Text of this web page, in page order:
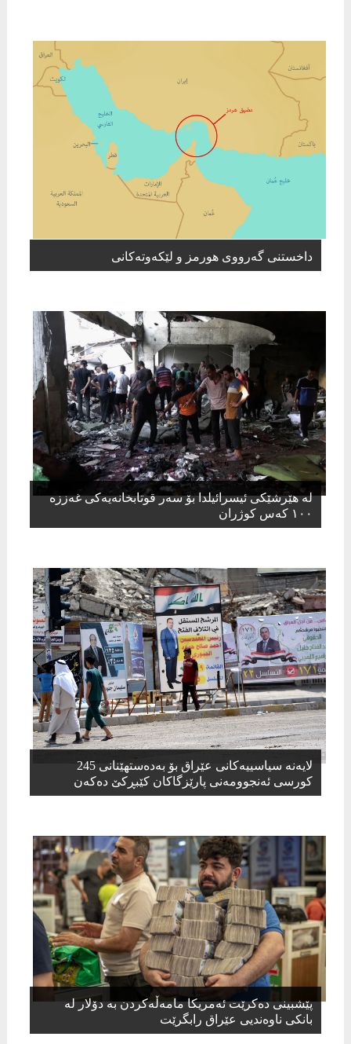
داخستنی گەرووی ھورمز و لێکەوتەکانی
لە هێرشێکی ئیسرائیلدا بۆ سەر قوتابخانەیەکی غەززە
١٠٠ کەس کوژران
لایەنە سیاسییەکانی عێراق بۆ بەدەستھێنانی 245
کورسی ئەنجوومەنی پارێزگاکان کێبڕکێ دەکەن
پێشبینی دەكرێت ئەمریکا مامەڵەکردن بە دۆلار لە
بانکی ناوەندیی عێراق رابگرێت